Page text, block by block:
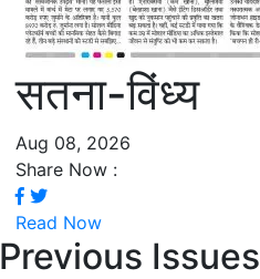
सतना-विंध्य
Aug 08, 2026
Share Now :
Read Now
Previous Issues